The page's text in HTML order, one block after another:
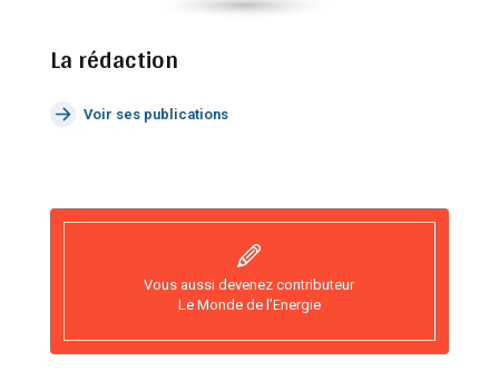
La rédaction
Voir ses publications
Vous aussi devenez contributeur
Le Monde de l’Energie